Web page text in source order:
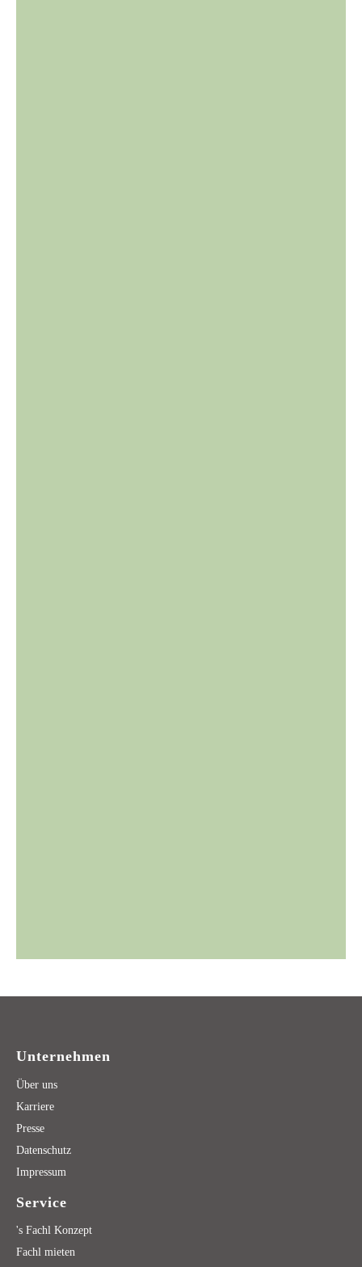
Unternehmen
Über uns
Karriere
Presse
Datenschutz
Impressum
Service
's Fachl Konzept
Fachl mieten